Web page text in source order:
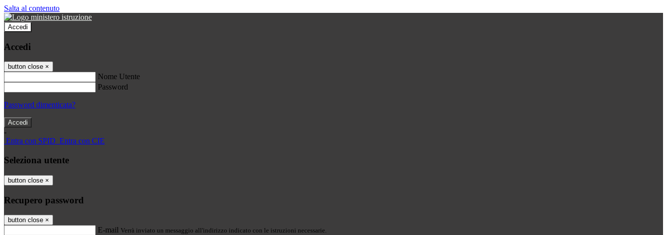
Salta al contenuto
Accedi
Accedi
button close ×
Nome Utente
Password
Password dimenticata?
-
Entra con SPID Entra con CIE
Seleziona utente
button close ×
Recupero password
button close ×
E-mail Verrà inviato un messaggio all'indirizzo indicato con le istruzioni necessarie.